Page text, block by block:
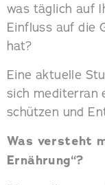
was täglich auf
Einfluss auf die
hat?
Eine aktuelle
sich mediterran
schützen und
Was versteht
Ernährung“?